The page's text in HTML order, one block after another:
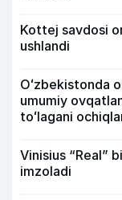
Kottej savdosi
ushlandi
Oʻzbekistonda
umumiy
toʻlagani
Vinisius “Real”
imzoladi